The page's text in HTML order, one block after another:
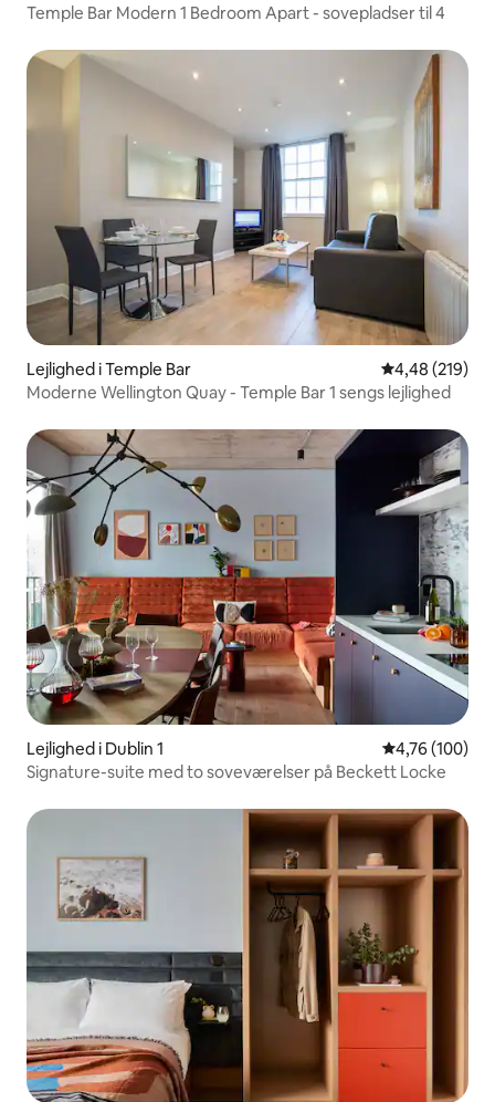
Temple Bar Modern 1 Bedroom Apart - sovepladser til 4
Lejlighed i Temple Bar 4,48 ud af 5 i
4,48 (219)
Moderne Wellington Quay - Temple Bar 1 sengs lejlighed
Lejlighed i Dublin 1 4,76 ud af 5 i
4,76 (100)
Signature-suite med to soveværelser på Beckett Locke